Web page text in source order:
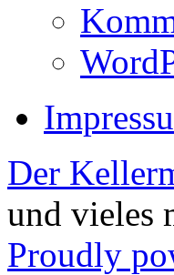
Der
und vieles
Proudly